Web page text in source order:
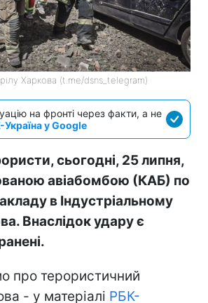
Харкова (t.me/dsns_telegram)
на фронті через факти, а не
у Google
сьогодні, 25 липня,
авіабомбою (КАБ) по
в Індустріальному
Внаслідок удару є
про терористичний
- у матеріалі РБК-